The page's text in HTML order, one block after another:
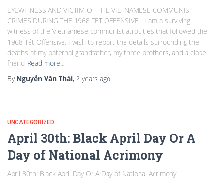
EYEWITNESS AND VICTIM OF THE VIETNAMESE COMMUNIST
CRIMES DURING THE 1968 TET OFFENSIVE I am a surviving
witness of the Vietnamese communist atrocities that followed the
1968 Tết Offensive. I wish to report the details surrounding the
deaths of my paternal grandfather, my three brothers, and a close
friend Read more…
By Nguyễn Văn Thái, 2 years ago
UNCATEGORIZED
April 30th: Black April Day Or A
Day of National Acrimony
April 30th: Black April Day Or A Day of National Acrimony